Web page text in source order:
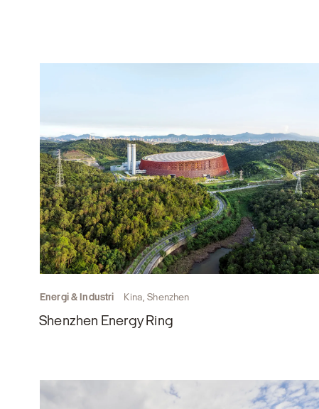
Energi & Industri Kina, Shenzhen
Shenzhen Energy Ring